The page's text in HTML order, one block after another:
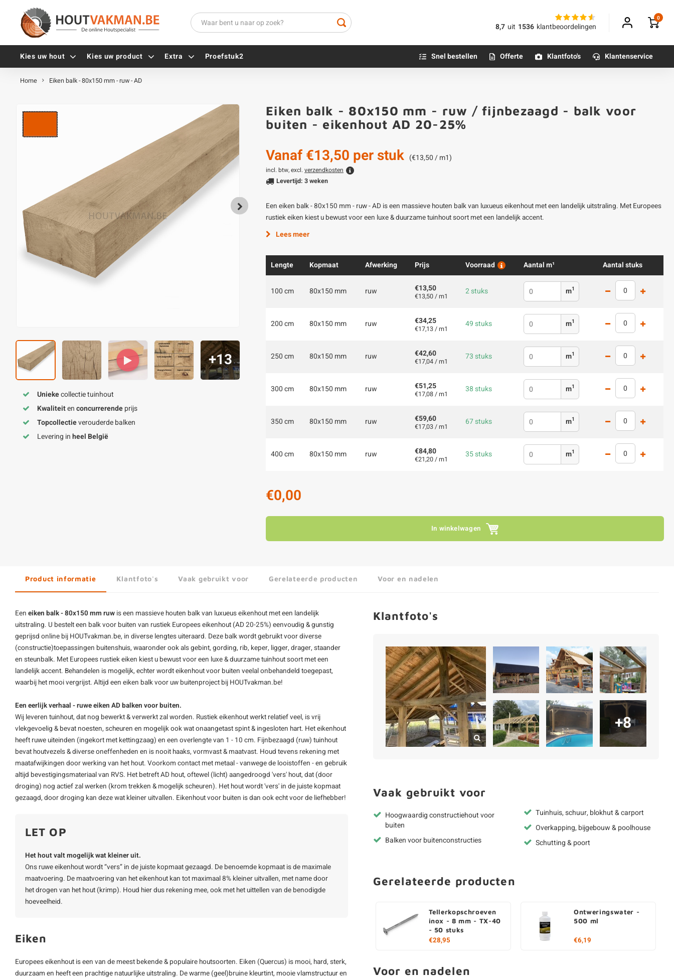
8,7 uit 1536 klantbeoordelingen
0
Kies uw hout Kies uw product Extra
Tellerkopschroeven
Gevelschroeven
Zwarte schroeven
Alle vijzen
Stelplaten
Hoekankers
PuraFix
Verbindingsstukken
Houten pennen
Blauwsteen sokkels
Olie - voor buiten
Impregneer
Olie en lak - voor binnen
Betonmortels
Alle poten & onderstellen
Proefstuk2 Snel bestellen Offerte Klantfoto's Klantenservice
Home Eiken balk - 80x150 mm - ruw - AD
+13
Uniekecollectie tuinhout
Kwaliteitenconcurrerendeprijs
Topcollectieverouderde balken
Levering inheel België
Eiken balk - 80x150 mm - ruw / fijnbezaagd - balk voor
buiten - eikenhout AD 20-25%
Vanaf€13,50 per stuk (€13,50 / m1)
incl. btw, excl. verzendkosten
Levertijd: 3 weken
Een eiken balk - 80x150 mm - ruw - AD is een massieve houten balk van luxueus eikenhout met een landelijk uitstraling. Met Europees
rustiek eiken kiest u bewust voor een luxe & duurzame tuinhout soort met een landelijk accent.
Lees meer
Lengte Kopmaat Afwerking Prijs Voorraad Aantal m¹ Aantal stuks
100 cm 80x150 mm ruw €13,50
€13,50 / m1 2 stuks m1
200 cm 80x150 mm ruw €34,25
€17,13 / m1 49 stuks m1
250 cm 80x150 mm ruw €42,60
€17,04 / m1 73 stuks m1
300 cm 80x150 mm ruw €51,25
€17,08 / m1 38 stuks m1
350 cm 80x150 mm ruw €59,60
€17,03 / m1 67 stuks m1
400 cm 80x150 mm ruw €84,80
€21,20 / m1 35 stuks m1
€0,00
In winkelwagen
Product informatie Klantfoto's Vaak gebruikt voor Gerelateerde producten Voor en nadelen
Een eiken balk - 80x150 mm ruw is een massieve houten balkvan luxueus eikenhout met een landelijk
uitstraling. U bestelt een balk voor buiten van rustiek Europees eikenhout (AD 20-25%) eenvoudig & gunstig
geprijsd online bij HOUTvakman.be, in diverse lengtes uiteraard. Deze balk wordt gebruikt voor diverse
(constructie)toepassingen buitenshuis, waaronder ook als gebint, gording, rib, keper, ligger, drager, staander
en steunbalk. Met Europees rustiek eiken kiest u bewust voor een luxe & duurzame tuinhout soort met een
landelijk accent. Behandelen is mogelijk, echter wordt eikenhout voor buiten veelal onbehandeld toegepast,
waarbij het mooi vergrijst. Altijd een eiken balkvoor uw buitenproject bij HOUTvakman.be!
Een eerlijk verhaal - ruwe eiken AD balken voor buiten.
Wij leveren tuinhout, dat nog bewerkt & verwerkt zal worden. Rustiek eikenhout werkt relatief veel, is vrij
vlekgevoelig & bevat noesten, scheuren en mogelijk ook wat onaangetast spint & ingesloten hart. Het eikenhout
heeft ruwe uiteinden (ingekort met kettingzaag) en een overlengte van 1 - 10 cm. Fijnbezaagd (ruw) tuinhout
bevat houtvezels & diverse oneffenheden en is nooit haaks, vormvast & maatvast. Houd tevens rekening met
maatafwijkingen door werking van het hout. Voorkom contact met metaal - vanwege de looistoffen - en gebruik
altijd bevestigingsmateriaal van RVS. Het betreft AD hout, oftewel (licht) aangedroogd 'vers' hout, dat (door
droging) nog actief zal werken (krom trekken & mogelijk scheuren). Het hout wordt 'vers' in de juiste kopmaat
gezaagd, door droging kan deze wat kleiner uitvallen. Eikenhout voor buiten is dan ook echt voor de liefhebber!
LET OP
Het hout valt mogelijk wat kleiner uit.
Ons ruwe eikenhout wordt “vers” in de juiste kopmaat gezaagd. De benoemde kopmaat is de maximale
maatvoering. De maatvoering van het eikenhout kan tot maximaal 8% kleiner uitvallen, met name door
het drogen van het hout (krimp). Houd hier dus rekening mee, ook met het uittellen van de benodigde
hoeveelheid.
Eiken
Europees eikenhout is een van de meest bekende & populaire houtsoorten. Eiken (Quercus) is mooi, hard, sterk,
duurzaam en heeft een prachtige natuurlijke uitstraling. De warme (geel)bruine kleurtint, mooie vlamstructuur en
Klantfoto's
+8
Vaak gebruikt voor
Hoogwaardig constructiehout voor
buiten
Balken voor buitenconstructies
Tuinhuis, schuur, blokhut & carport
Overkapping, bijgebouw & poolhouse
Schutting & poort
Gerelateerde producten
Tellerkopschroeven
inox - 8 mm - TX-40
- 50 stuks
€28,95
Ontweringswater -
500 ml
€6,19
Voor en nadelen